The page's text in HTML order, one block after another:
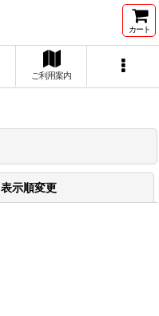
カート
ご利用案内
表示順変更